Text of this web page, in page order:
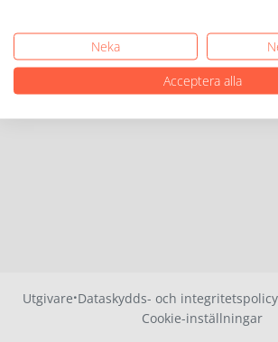
Utgivare·Dataskydds- och integritetspolicy
Cookie-inställningar
Neka
Acceptera alla